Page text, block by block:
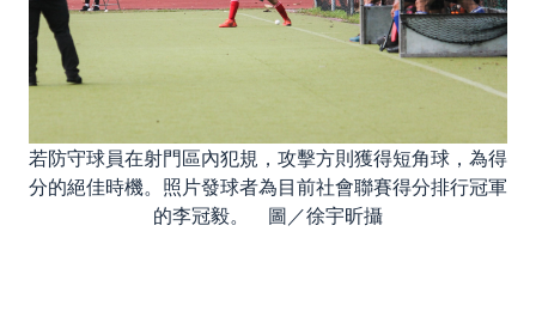
若防守球員在射門區內犯規，攻擊方則獲得短角球，為得
分的絕佳時機。照片發球者為目前社會聯賽得分排行冠軍
的李冠毅。 圖／徐宇昕攝